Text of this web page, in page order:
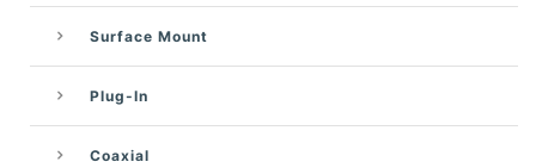
Surface Mount
Plug-In
Coaxial